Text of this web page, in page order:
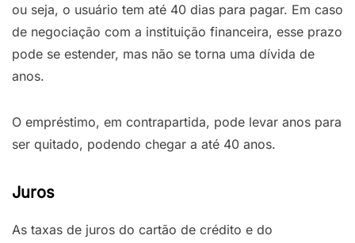
ou seja, o usuário tem até 40 dias para pagar. Em caso
de negociação com a instituição financeira, esse prazo
pode se estender, mas não se torna uma dívida de
anos.
O empréstimo, em contrapartida, pode levar anos para
ser quitado, podendo chegar a até 40 anos.
Juros
As taxas de juros do cartão de crédito e do